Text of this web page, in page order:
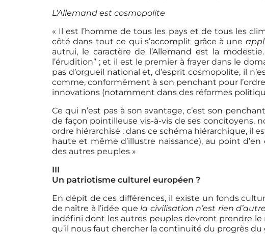
L’Allemand est cosmopolite
« Il est l’homme de tous les pays et de tous les
côté dans tout ce qui s’accomplit grâce à une
autrui, le caractère de l’Allemand est la
l’érudition” ; et il est le premier à frayer dans le
pas d’orgueil national et, d’esprit cosmopolite, il
comme, conformément à son penchant pour
innovations (notamment dans des réformes
Ce qui n’est pas à son avantage, c’est son
de façon pointilleuse vis-à-vis de ses concitoyens,
ordre hiérarchisé : dans ce schéma hiérarchique, il
haute et même d’illustre naissance), au point
des autres peuples »
III
Un patriotisme culturel européen ?
En dépit de ces différences, il existe un fonds
de naître à l’idée que la civilisation n’est rien
indéfini dont les autres peuples devront prendre le
qu’il nous faut chercher la continuité du progrès